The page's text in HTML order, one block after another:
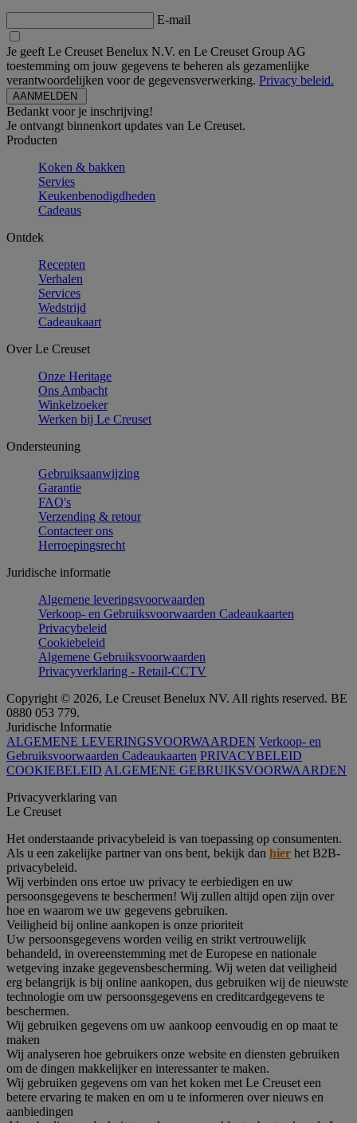
E-mail
Je geeft Le Creuset Benelux N.V. en Le Creuset Group AG
toestemming om jouw gegevens te beheren als gezamenlijke
verantwoordelijken voor de gegevensverwerking. Privacy beleid.
Bedankt voor je inschrijving!
Je ontvangt binnenkort updates van Le Creuset.
Producten
Koken & bakken
Servies
Keukenbenodigdheden
Cadeaus
Ontdek
Recepten
Verhalen
Services
Wedstrijd
Cadeaukaart
Over Le Creuset
Onze Heritage
Ons Ambacht
Winkelzoeker
Werken bij Le Creuset
Ondersteuning
Gebruiksaanwijzing
Garantie
FAQ's
Verzending & retour
Contacteer ons
Herroepingsrecht
Juridische informatie
Algemene leveringsvoorwaarden
Verkoop- en Gebruiksvoorwaarden Cadeaukaarten
Privacybeleid
Cookiebeleid
Algemene Gebruiksvoorwaarden
Privacyverklaring - Retail-CCTV
Copyright © 2026, Le Creuset Benelux NV. All rights reserved. BE
0880 053 779.
Juridische Informatie
ALGEMENE LEVERINGSVOORWAARDEN Verkoop- en
Gebruiksvoorwaarden Cadeaukaarten PRIVACYBELEID
COOKIEBELEID ALGEMENE GEBRUIKSVOORWAARDEN
Privacyverklaring van
Le Creuset
Het onderstaande privacybeleid is van toepassing op consumenten.
Als u een zakelijke partner van ons bent, bekijk dan hier het B2B-
privacybeleid.
Wij verbinden ons ertoe uw privacy te eerbiedigen en uw
persoonsgegevens te beschermen! Wij zullen altijd open zijn over
hoe en waarom we uw gegevens gebruiken.
Veiligheid bij online aankopen is onze prioriteit
Uw persoonsgegevens worden veilig en strikt vertrouwelijk
behandeld, in overeenstemming met de Europese en nationale
wetgeving inzake gegevensbescherming. Wij weten dat veiligheid
erg belangrijk is bij online aankopen, dus gebruiken wij de nieuwste
technologie om uw persoonsgegevens en creditcardgegevens te
beschermen.
Wij gebruiken gegevens om uw aankoop eenvoudig en op maat te
maken
Wij analyseren hoe gebruikers onze website en diensten gebruiken
om de dingen makkelijker en interessanter te maken.
Wij gebruiken gegevens om van het koken met Le Creuset een
betere ervaring te maken en om u te informeren over nieuws en
aanbiedingen